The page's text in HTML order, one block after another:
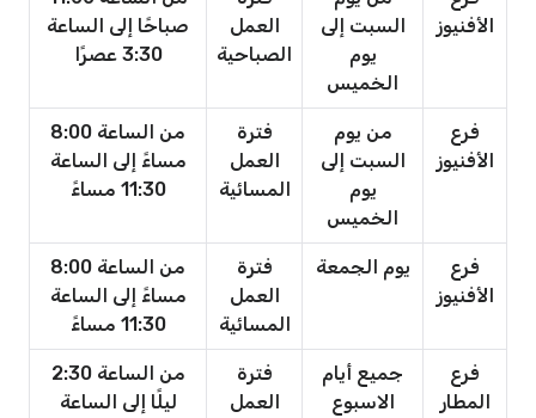
الأفنيوز
السبت إلى
يوم
الخميس
العمل
الصباحية
صباحًا إلى الساعة
3:30 عصرًا
فرع
الأفنيوز
من يوم
السبت إلى
يوم
الخميس
فترة
العمل
المسائية
من الساعة 8:00
مساءً إلى الساعة
11:30 مساءً
فرع
الأفنيوز
يوم الجمعة
فترة
العمل
المسائية
من الساعة 8:00
مساءً إلى الساعة
11:30 مساءً
فرع
المطار
جميع أيام
الاسبوع
فترة
العمل
من الساعة 2:30
ليلًا إلى الساعة